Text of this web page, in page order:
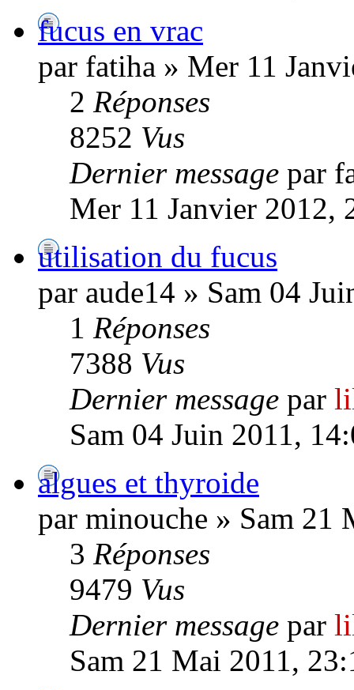
fucus en vrac
par fatiha » Mer 11
2 Réponses
8252 Vus
Dernier message par
Mer 11 Janvier 2012,
utilisation du fucus
par aude14 » Sam 04
1 Réponses
7388 Vus
Dernier message par
Sam 04 Juin 2011,
algues et thyroide
par minouche » Sam 21
3 Réponses
9479 Vus
Dernier message par
Sam 21 Mai 2011,